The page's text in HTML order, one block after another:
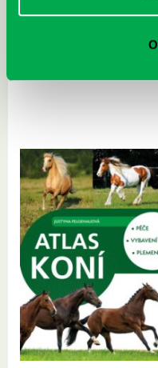
Sprievodca po hviezdnej